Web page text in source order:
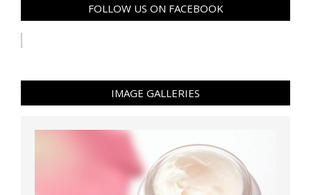
FOLLOW US ON FACEBOOK
IMAGE GALLERIES